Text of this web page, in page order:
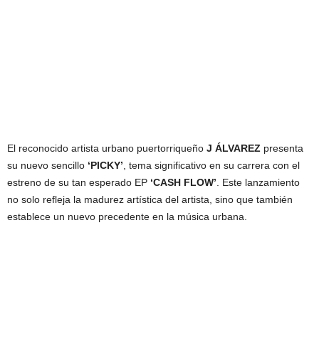
El reconocido artista urbano puertorriqueño J ÁLVAREZ presenta
su nuevo sencillo ‘PICKY’ , tema significativo en su carrera con el
estreno de su tan esperado EP ‘CASH FLOW’ . Este lanzamiento
no solo refleja la madurez artística del artista, sino que también
establece un nuevo precedente en la música urbana.